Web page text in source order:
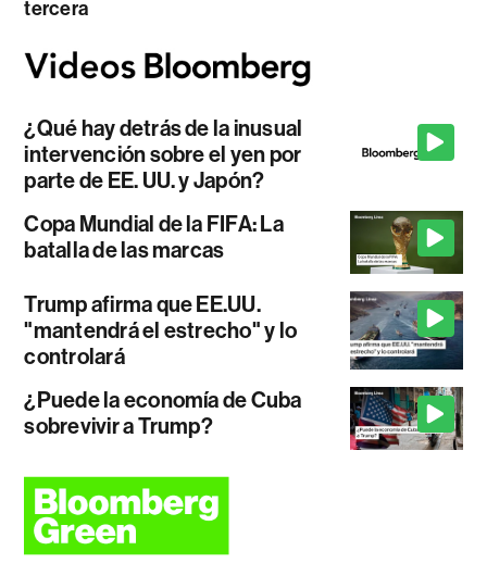
tercera
¿Qué hay detrás de la inusual
intervención sobre el yen por
parte de EE. UU. y Japón?
Copa Mundial de la FIFA: La
batalla de las marcas
Trump afirma que EE.UU.
"mantendrá el estrecho" y lo
controlará
¿Puede la economía de Cuba
sobrevivir a Trump?